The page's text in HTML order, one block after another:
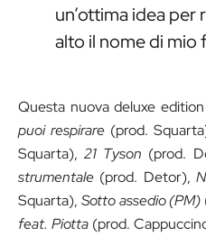
un’ottima idea per
alto il nome di mio
Questa nuova deluxe
puoi respirare (prod.
Squarta),21 Tyson (prod.
strumentale (prod. Detor),
Squarta), Sotto assedio (PM)
feat. Piotta (prod.